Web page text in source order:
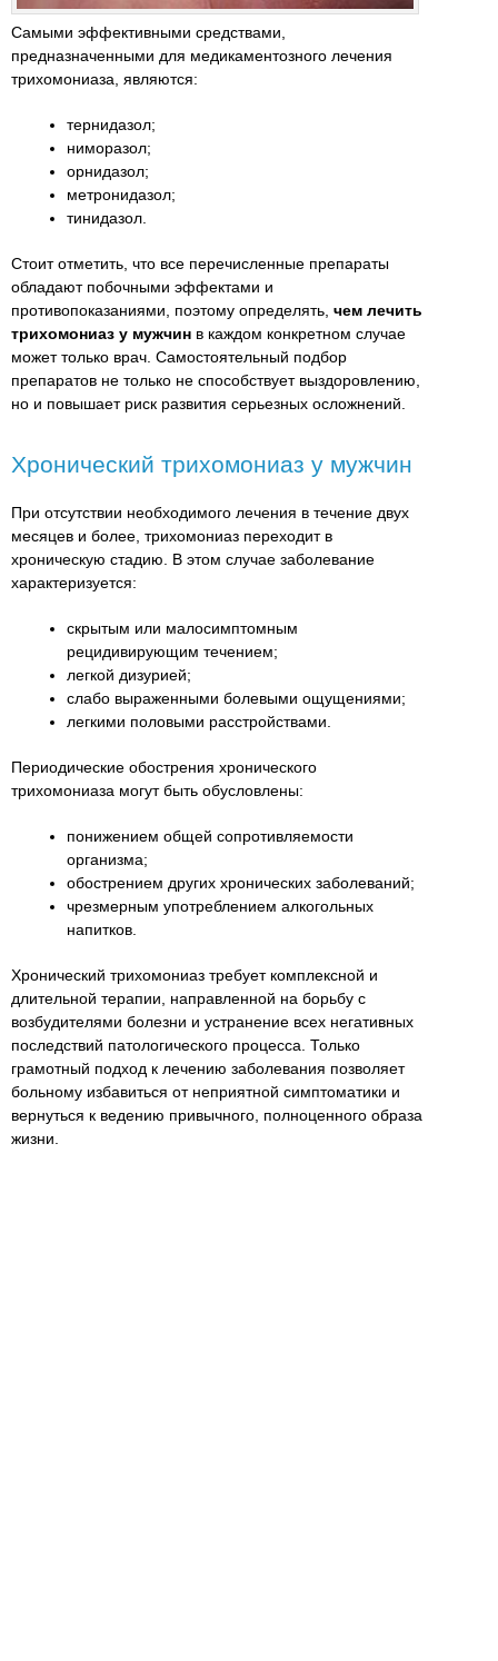
Самыми эффективными средствами,
предназначенными для медикаментозного лечения
трихомониаза, являются:
тернидазол;
ниморазол;
орнидазол;
метронидазол;
тинидазол.
Стоит отметить, что все перечисленные препараты
обладают побочными эффектами и
противопоказаниями, поэтому определять, чем лечить
трихомониаз у мужчин в каждом конкретном случае
может только врач. Самостоятельный подбор
препаратов не только не способствует выздоровлению,
но и повышает риск развития серьезных осложнений.
Хронический трихомониаз у мужчин
При отсутствии необходимого лечения в течение двух
месяцев и более, трихомониаз переходит в
хроническую стадию. В этом случае заболевание
характеризуется:
скрытым или малосимптомным
рецидивирующим течением;
легкой дизурией;
слабо выраженными болевыми ощущениями;
легкими половыми расстройствами.
Периодические обострения хронического
трихомониаза могут быть обусловлены:
понижением общей сопротивляемости
организма;
обострением других хронических заболеваний;
чрезмерным употреблением алкогольных
напитков.
Хронический трихомониаз требует комплексной и
длительной терапии, направленной на борьбу с
возбудителями болезни и устранение всех негативных
последствий патологического процесса. Только
грамотный подход к лечению заболевания позволяет
больному избавиться от неприятной симптоматики и
вернуться к ведению привычного, полноценного образа
жизни.